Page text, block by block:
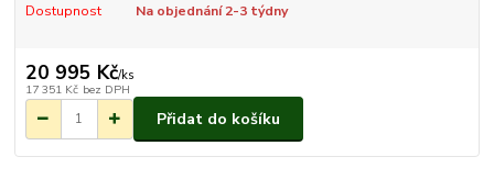
Dostupnost Na objednání 2-3 týdny
20 995 Kč/ks
17 351 Kč bez DPH
Přidat do košíku